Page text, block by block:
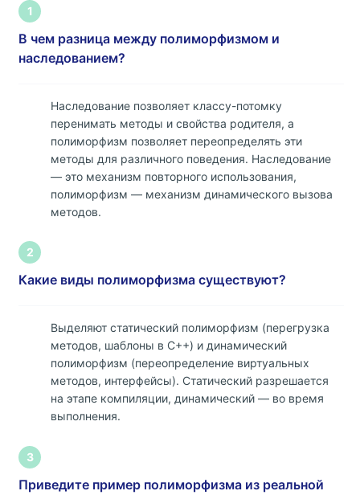
1
В чем разница между полиморфизмом и
наследованием?
Наследование позволяет классу-потомку
перенимать методы и свойства родителя, а
полиморфизм позволяет переопределять эти
методы для различного поведения. Наследование
— это механизм повторного использования,
полиморфизм — механизм динамического вызова
методов.
2
Какие виды полиморфизма существуют?
Выделяют статический полиморфизм (перегрузка
методов, шаблоны в C++) и динамический
полиморфизм (переопределение виртуальных
методов, интерфейсы). Статический разрешается
на этапе компиляции, динамический — во время
выполнения.
3
Приведите пример полиморфизма из реальной